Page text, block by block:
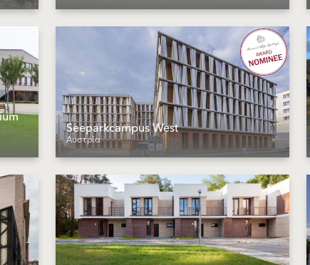
Seeparkcampus West
Αυστρία